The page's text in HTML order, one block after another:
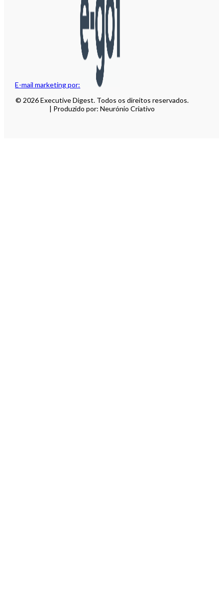
E-mail marketing por:
© 2026 Executive Digest. Todos os direitos reservados.
| Produzido por: Neurónio Criativo